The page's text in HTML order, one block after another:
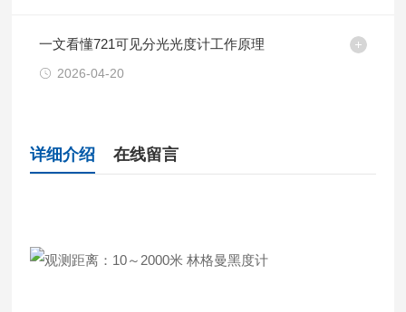
一文看懂721可见分光光度计工作原理
2026-04-20
详细介绍 在线留言